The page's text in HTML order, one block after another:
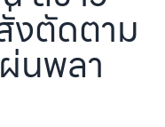
งตัดตาม
นพลา